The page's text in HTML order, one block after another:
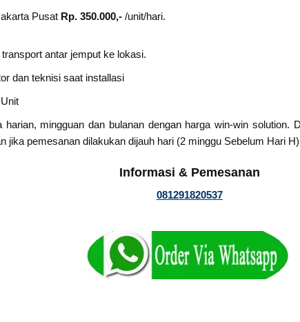
Pusat Rp. 350.000,- /unit/hari.
antar jemput ke lokasi.
dan teknisi saat installasi
mingguan dan bulanan dengan harga win-win solution.
jika pemesanan dilakukan dijauh hari (2 minggu Sebelum Hari H)
Informasi & Pemesanan
081291820537